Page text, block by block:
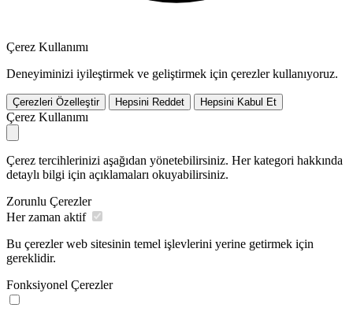
Çerez Kullanımı
Deneyiminizi iyileştirmek ve geliştirmek için çerezler kullanıyoruz.
Çerezleri Özelleştir Hepsini Reddet Hepsini Kabul Et
Çerez Kullanımı
Çerez tercihlerinizi aşağıdan yönetebilirsiniz. Her kategori hakkında
detaylı bilgi için açıklamaları okuyabilirsiniz.
Zorunlu Çerezler
Her zaman aktif
Bu çerezler web sitesinin temel işlevlerini yerine getirmek için
gereklidir.
Fonksiyonel Çerezler